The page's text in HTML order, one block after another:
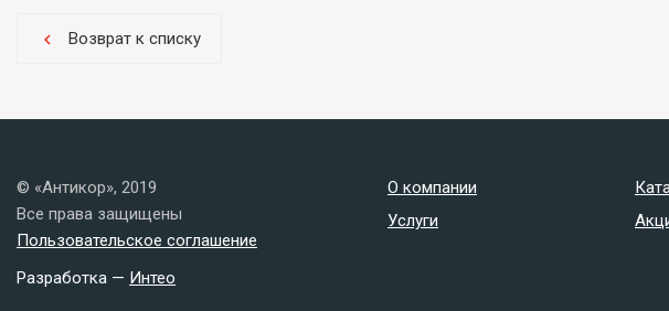
chevron_left Возврат к списку
© «Антикор», 2019
Все права защищены
Пользовательское соглашение
Разработка — Интео
О компании
Услуги